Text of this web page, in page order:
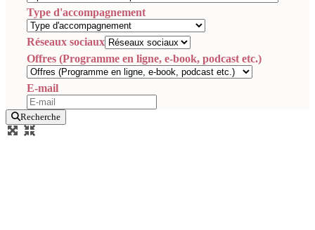
Type d'accompagnement
Réseaux sociaux
Offres (Programme en ligne, e-book, podcast etc.)
E-mail
Recherche